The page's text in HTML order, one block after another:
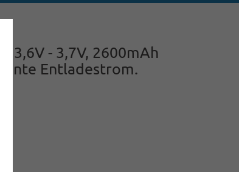
3,6V - 3,7V, 2600mAh
Entladestrom.